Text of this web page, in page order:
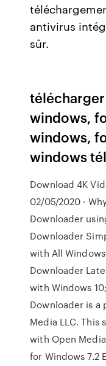
antivirus
sûr.
windows,
windows,
windows
Download 4K
02/05/2020 ·
Downloader
Downloader
with All
Downloader
with Windows
Downloader is
Media LLC.
with Open
for Windows 7.2